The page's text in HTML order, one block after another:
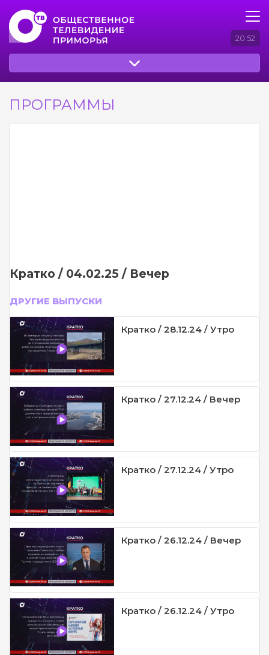
20:52
ПРОГРАММЫ
Кратко / 04.02.25 / Вечер
ДРУГИЕ ВЫПУСКИ
Кратко / 28.12.24 / Утро
Кратко / 27.12.24 / Вечер
Кратко / 27.12.24 / Утро
Кратко / 26.12.24 / Вечер
Кратко / 26.12.24 / Утро